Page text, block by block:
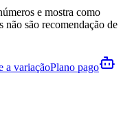
e mostra como
não são recomendação de
a variaçãoPlano pago